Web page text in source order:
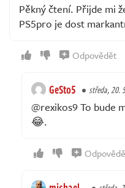
Pěkný čtení. Přijde mi
PS5pro je dost
Odpovědět
GeSto5 středa, 20.
@rexikos9 To bude
😂.